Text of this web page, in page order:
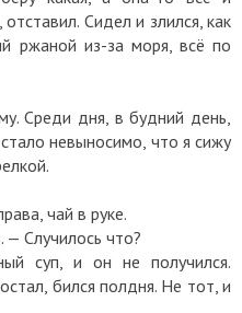
Сидел и злился, как
ржаной из-за моря, всё по
Среди дня, в будний день,
невыносимо, что я сижу
чай в руке.
Случилось что?
суп, и он не получился.
бился полдня. Не тот, и